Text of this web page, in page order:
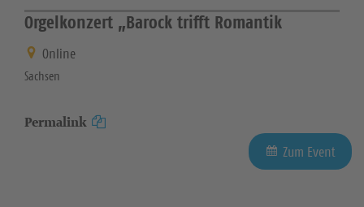
Orgelkonzert „Barock trifft Romantik
Online
Sachsen
Permalink
Zum Event